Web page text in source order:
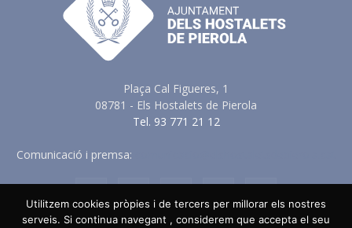
Plaça Cal Figueres, 1
08781 - Els Hostalets de Pierola
Tel. 93 771 21 12
Comunicació i premsa:
Utilitzem cookies pròpies i de tercers per millorar els nostres
serveis. Si continua navegant , considerem que accepta el seu